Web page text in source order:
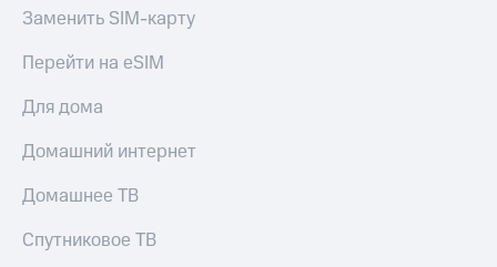
Заменить SIM-карту
Перейти на eSIM
Для дома
Домашний интернет
Домашнее ТВ
Спутниковое ТВ